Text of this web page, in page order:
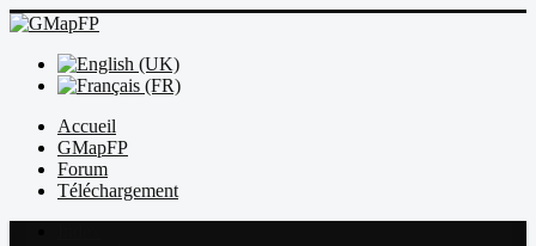
Accueil
GMapFP
Forum
Téléchargement